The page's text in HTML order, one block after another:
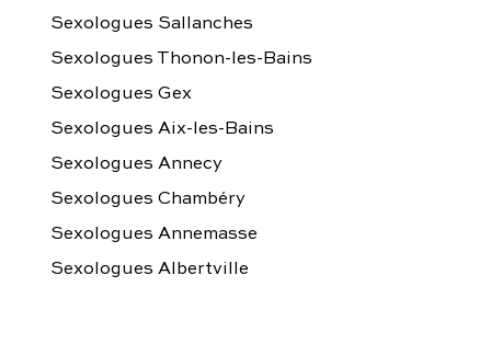
Sexologues Sallanches
Sexologues Thonon-les-Bains
Sexologues Gex
Sexologues Aix-les-Bains
Sexologues Annecy
Sexologues Chambéry
Sexologues Annemasse
Sexologues Albertville